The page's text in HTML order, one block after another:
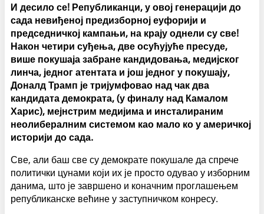
И десило се! Републиканци, у овој генерацији до
сада невиђеној предизборној еуфорији и
председничкој кампањи, на крају однели су све!
Након четири суђења, две осућујуће пресуде,
више покушаја забране кандидовања, медијског
линча, једног атентата и још једног у покушају,
Доналд Трамп је тријумфовао над чак два
кандидата демократа, (у финалу над Камалом
Харис), мејнстрим медијима и инсталираним
неолибералним системом као мало ко у америчкој
историји до сада.
Све, али баш све су демократе покушале да спрече
политички цунами који их је просто одувао у изборним
данима, што је завршено и коначним проглашењем
републиканске већине у заступничком конресу.